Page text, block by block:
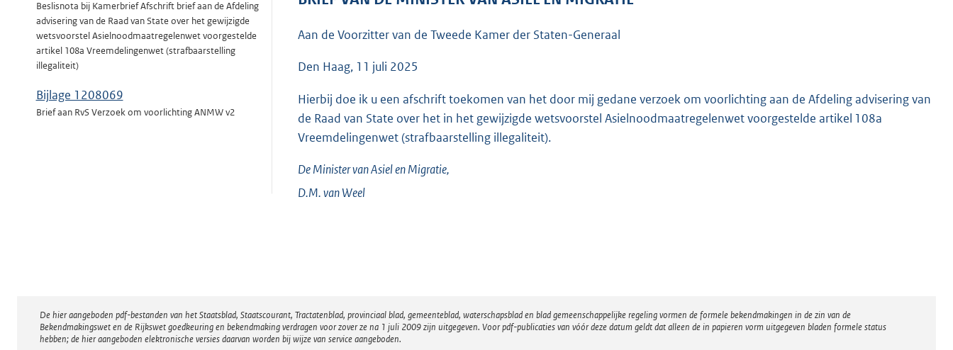
Beslisnota bij Kamerbrief Afschrift brief aan de Afdeling
advisering van de Raad van State over het gewijzigde
wetsvoorstel Asielnoodmaatregelenwet voorgestelde
artikel 108a Vreemdelingenwet (strafbaarstelling
illegaliteit)
Bijlage 1208069
Brief aan RvS Verzoek om voorlichting ANMW v2
t
t
6
K
b
Aan de Voorzitter van de Tweede Kamer der Staten-Generaal
Den Haag, 11 juli 2025
Hierbij doe ik u een afschrift toekomen van het door mij gedane verzoek om voorlichting aan de Afdeling advisering van
de Raad van State over het in het gewijzigde wetsvoorstel Asielnoodmaatregelenwet voorgestelde artikel 108a
Vreemdelingenwet (strafbaarstelling illegaliteit).
De Minister van Asiel en Migratie,
D.M. vanWeel
Disclaimer
De hier aangeboden pdf-bestanden van het Staatsblad, Staatscourant, Tractatenblad, provinciaal blad, gemeenteblad, waterschapsblad en blad gemeenschappelijke regeling vormen de formele bekendmakingen in de zin van de
Bekendmakingswet en de Rijkswet goedkeuring en bekendmaking verdragen voor zover ze na 1 juli 2009 zijn uitgegeven. Voor pdf-publicaties van vóór deze datum geldt dat alleen de in papieren vorm uitgegeven bladen formele status
hebben; de hier aangeboden elektronische versies daarvan worden bij wijze van service aangeboden.